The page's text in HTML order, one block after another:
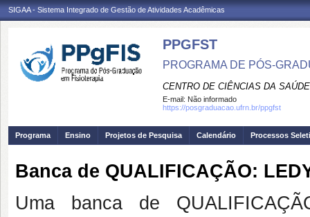
SIGAA - Sistema Integrado de Gestão de Atividades Acadêmicas
PPGFST
PROGRAMA DE PÓS-
CENTRO DE CIÊNCIAS DA SAÚDE
E-mail: Não informado
https://posgraduacao.ufrn.br/ppgfst
Programa Ensino Projetos de Pesquisa Calendário Processos
Banca de QUALIFICAÇÃO:
Uma banca de